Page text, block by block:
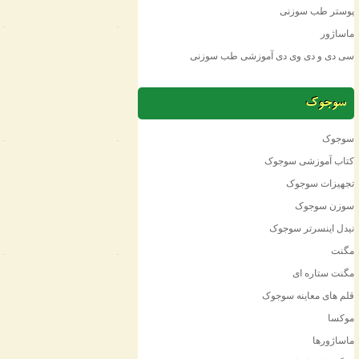
پوستر طب سوزنی
ماساژور
سی دی و دی وی دی آموزشی طب سوزنی
سوجوک
سوجوک
کتاب آموزشی سوجوک
تجهیزات سوجوک
سوزن سوجوک
نیدل اینسرتر سوجوک
مگنت
مگنت ستاره ای
قلم های معاینه سوجوک
موکسا
ماساژورها